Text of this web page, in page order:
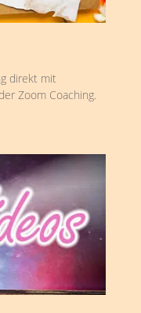
direkt mit
Zoom Coaching.